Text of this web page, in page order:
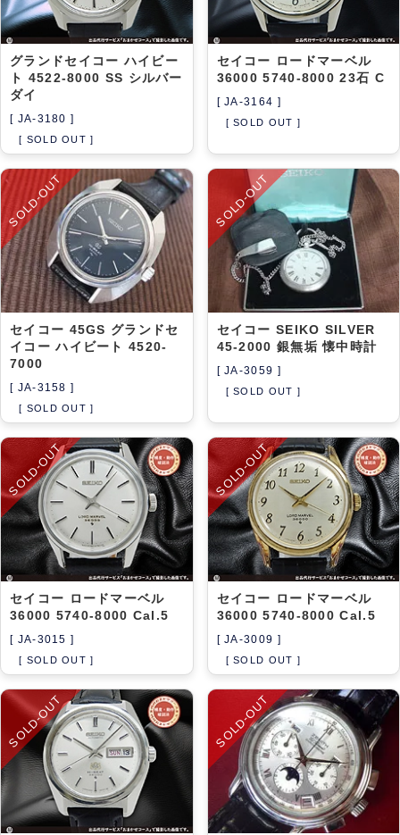
グランドセイコー ハイビー
ト 4522-8000 SS シルバー
ダイ
[ JA-3180 ]
[ SOLD OUT ]
セイコー ロードマーベル
36000 5740-8000 23石 C
[ JA-3164 ]
[ SOLD OUT ]
SOLD-OUT
セイコー 45GS グランドセ
イコー ハイビート 4520-
7000
[ JA-3158 ]
[ SOLD OUT ]
SOLD-OUT
セイコー SEIKO SILVER
45-2000 銀無垢 懐中時計
[ JA-3059 ]
[ SOLD OUT ]
SOLD-OUT
セイコー ロードマーベル
36000 5740-8000 Cal.5
[ JA-3015 ]
[ SOLD OUT ]
SOLD-OUT
セイコー ロードマーベル
36000 5740-8000 Cal.5
[ JA-3009 ]
[ SOLD OUT ]
SOLD-OUT SOLD-OUT